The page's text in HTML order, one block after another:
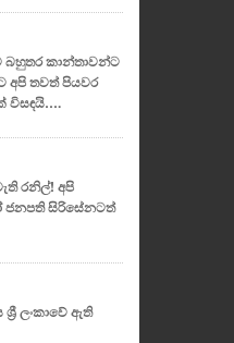
බහුතර කාන්තාවන්ට
අපි තවත් පියවර
විසඳයි….
රනිල්! අපි
ජනපති සිරිසේනටත්
ලංකාවේ ඇති